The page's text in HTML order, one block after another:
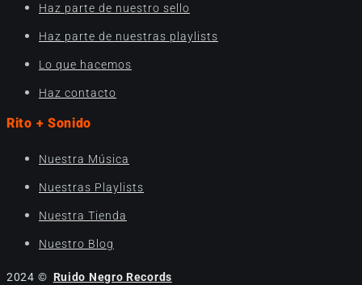
Haz parte de nuestro sello
Haz parte de nuestras playlists
Lo que hacemos
Haz contacto
Rito + Sonido
Nuestra Música
Nuestras Playlists
Nuestra Tienda
Nuestro Blog
2024 © Ruido Negro Records